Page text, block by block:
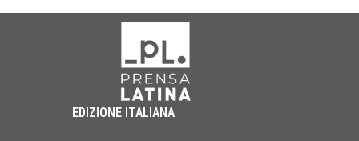
EDIZIONE ITALIANA